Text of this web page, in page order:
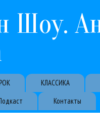
Шоу.
КЛАССИКА
Контакты